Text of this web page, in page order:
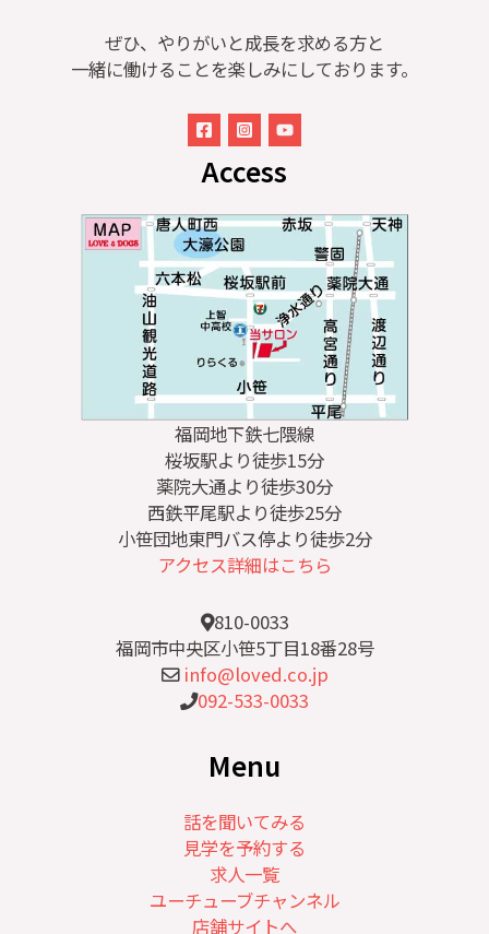
ぜひ、やりがいと成長を求める方と
一緒に働けることを楽しみにしております。
Access
福岡地下鉄七隈線
桜坂駅より徒歩15分
薬院大通より徒歩30分
西鉄平尾駅より徒歩25分
小笹団地東門バス停より徒歩2分
アクセス詳細はこちら
810-0033
福岡市中央区小笹5丁目18番28号
info@loved.co.jp
092-533-0033
Menu
話を聞いてみる
見学を予約する
求人一覧
ユーチューブチャンネル
店舗サイトへ